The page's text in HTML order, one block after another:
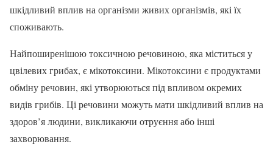
шкідливий вплив на організми живих організмів, які їх
споживають.
Найпоширенішою токсичною речовиною, яка міститься у
цвілевих грибах, є мікотоксини. Мікотоксини є продуктами
обміну речовин, які утворюються під впливом окремих
видів грибів. Ці речовини можуть мати шкідливий вплив на
здоров’я людини, викликаючи отруєння або інші
захворювання.